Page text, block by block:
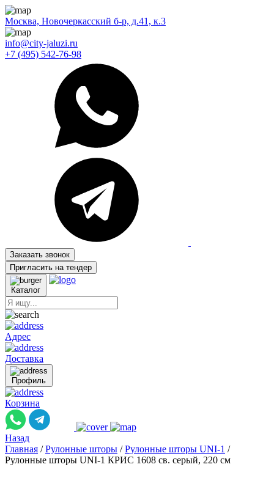
Москва, Новочеркасский б-р, д.41, к.3
info@city-jaluzi.ru
+7 (495) 542-76-98
Заказать звонок
Пригласить на тендер
Каталог
Адрес
Доставка
Профиль
Корзина
Назад
Главная / Рулонные шторы / Рулонные шторы UNI-1 /
Рулонные шторы UNI-1 КРИС 1608 св. серый, 220 см